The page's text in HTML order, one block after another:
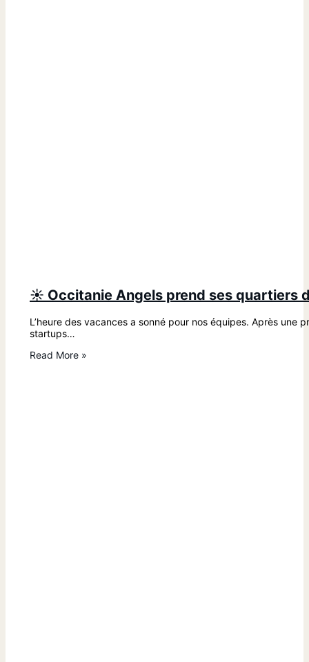
☀️ Occitanie Angels prend ses quartiers
L’heure des vacances a sonné pour nos équipes. Après une
startups…
Read More »